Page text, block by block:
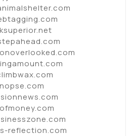
reflection.com